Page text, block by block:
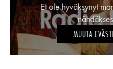
Et ole hyväksynyt
MUUTA